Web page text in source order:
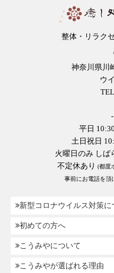
整体・リラク
神奈川県川
ウ
平日
土日祝日
火曜日のみ しば
不定休あり (都度
事前にお電話を頂
新型コロナウイルス対策に
初めての方へ
こうみやについて
こうみやが選ばれる理由